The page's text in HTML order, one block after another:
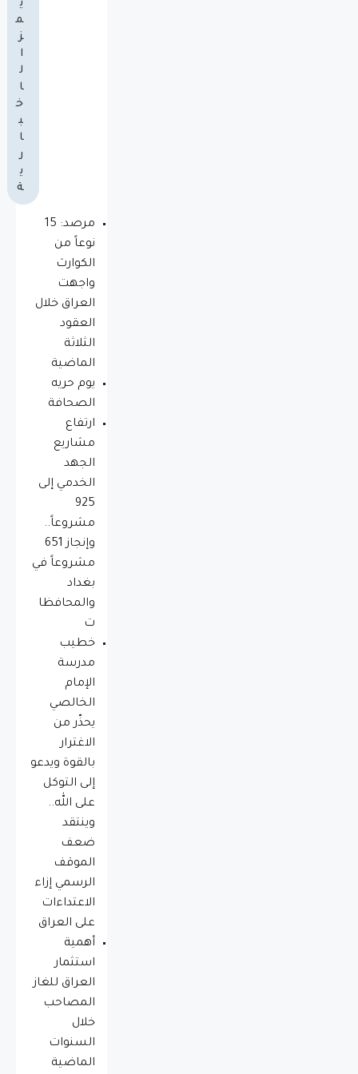
ي
م
ز
ا
ل
ا
خ
ب
ا
ر
ي
ة
مرصد: 15
نوعاً من
الكوارث
واجهت
العراق خلال
العقود
الثلاثة
الماضية
يوم حريه
الصحافة
ارتفاع
مشاريع
الجهد
الخدمي إلى
925
مشروعاً..
وإنجاز 651
مشروعاً في
بغداد
والمحافظا
ت
خطيب
مدرسة
الإمام
الخالصي
يحذّر من
الاغترار
بالقوة ويدعو
إلى التوكل
على الله..
وينتقد
ضعف
الموقف
الرسمي إزاء
الاعتداءات
على العراق
أهمية
استثمار
العراق للغاز
المصاحب
خلال
السنوات
الماضية